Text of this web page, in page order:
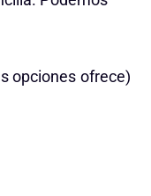
opciones ofrece)